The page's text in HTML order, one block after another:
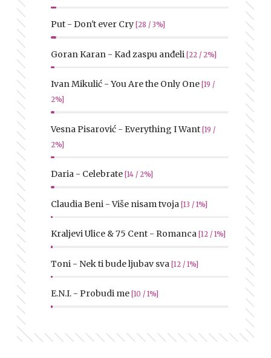
Put - Don't ever Cry [28 / 3%]
Goran Karan - Kad zaspu anđeli [22 / 2%]
Ivan Mikulić - You Are the Only One [19 /
2%]
Vesna Pisarović - Everything I Want [19 /
2%]
Daria - Celebrate [14 / 2%]
Claudia Beni - Više nisam tvoja [13 / 1%]
Kraljevi Ulice & 75 Cent - Romanca [12 / 1%]
Toni - Nek ti bude ljubav sva [12 / 1%]
E.N.I. - Probudi me [10 / 1%]